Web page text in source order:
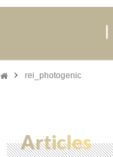
rei_photogenic
Articles